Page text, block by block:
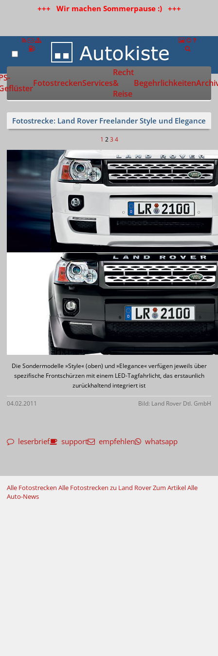
+++ Wir machen Sommerpause :) +++
Zur Startseite
FotostreckenServices
Recht
&
Reise
Begehrlichkeiten
Fotostrecke: Land Rover Freelander Style und Elegance
1 2 3 4
Die Sondermodelle »Style« (oben) und »Elegance« verfügen jeweils über
spezifische Frontschürzen mit einem LED-Tagfahrlicht, das erstaunlich
zurückhaltend integriert ist
04.02.2011 Bild: Land Rover Dtl. GmbH
leserbrief support empfehlen whatsapp
Alle Fotostrecken Alle Fotostrecken zu Land RoverZum ArtikelAlle
Auto-News